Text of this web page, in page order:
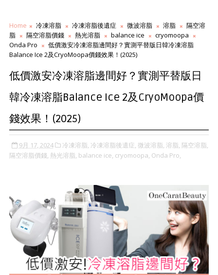
Home 冷凍溶脂 冷凍溶脂後遺症 微波溶脂 溶脂
隔空溶
脂
隔空溶脂價錢 熱光溶脂 balance ice
cryomoopa
Onda Pro
低價激安冷凍溶脂邊間好？實測平替版日韓冷凍溶脂
Balance Ice 2及CryoMoopa價錢效果！(2025)
低價激安冷凍溶脂邊間好？實測平替版日
韓冷凍溶脂Balance Ice 2及CryoMoopa價
錢效果！(2025)
9月 17, 2024 冷凍溶脂, 冷凍溶脂後遺症, 微波溶脂, 溶脂, 隔空溶脂,
隔空溶脂價錢, 熱光溶脂, balance ice, cryomoopa, Onda Pro,